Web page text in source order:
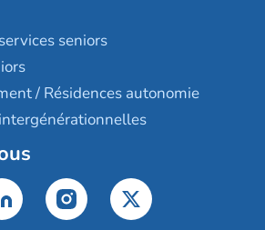
seniors
/ Résidences autonomie